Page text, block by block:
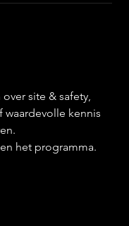
site & safety,
kennis
het programma.